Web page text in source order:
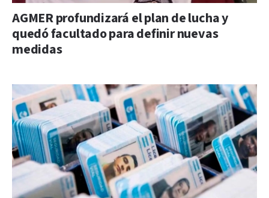
AGMER profundizará el plan de lucha y
quedó facultado para definir nuevas
medidas